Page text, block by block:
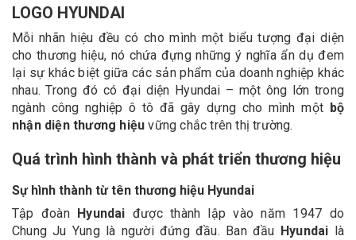
LOGO HYUNDAI
Mỗi nhãn hiệu đều có cho mình một biểu tượng đại diện
cho thương hiệu, nó chứa đựng những ý nghĩa ẩn dụ đem
lại sự khác biệt giữa các sản phẩm của doanh nghiệp khác
nhau. Trong đó có đại diện Hyundai – một ông lớn trong
ngành công nghiệp ô tô đã gây dựng cho mình một bộ
nhận diện thương hiệu vững chắc trên thị trường.
Quá trình hình thành và phát triển thương hiệu
Sự hình thành từ tên thương hiệu Hyundai
Tập đoànHyundai được thành lập vào năm 1947 do
Chung Ju Yung là người đứng đầu. Ban đầu Hyundai là